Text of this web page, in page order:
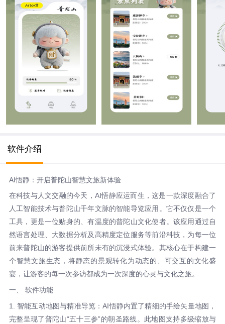
软件介绍
AI悟静：开启普陀山智慧文旅新体验
在科技与人文交融的今天，AI悟静应运而生，这是一款深度融合了
人工智能技术与普陀山千年文脉的智能导览应用。它不仅仅是一个
工具，更是一位贴身的、有温度的普陀山文化使者。该应用通过自
然语言处理、大数据分析及高精度定位服务等前沿科技，为每一位
前来普陀山的游客提供前所未有的沉浸式体验。其核心在于构建一
个智慧文旅生态，将静态的景观转化为动态的、可交互的文化盛
宴，让游客的每一次参访都成为一次深度的心灵与文化之旅。
一、 软件功能
1. 智能互动地图与精准导览：AI悟静内置了精细的手绘矢量地图，
完整呈现了普陀山“五十三参”的朝圣路线。此地图支持多级缩放与